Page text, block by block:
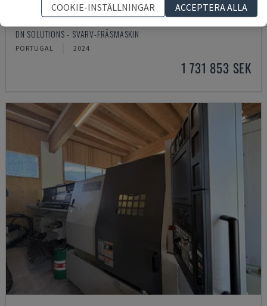
PUMA 2600Y II
DN SOLUTIONS - SVARV-FRÄSMASKIN
PORTUGAL 2024
1 731 853 SEK
COOKIE-INSTÄLLNINGAR
ACCEPTERA ALLA